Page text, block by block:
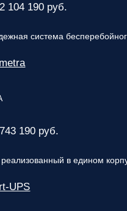
104 190 руб.
система
190 руб.
в едином
UPS